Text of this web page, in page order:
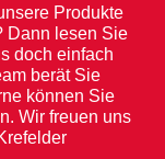
Produkte
Dann lesen Sie
doch einfach
berät Sie
können Sie
Wir freuen uns